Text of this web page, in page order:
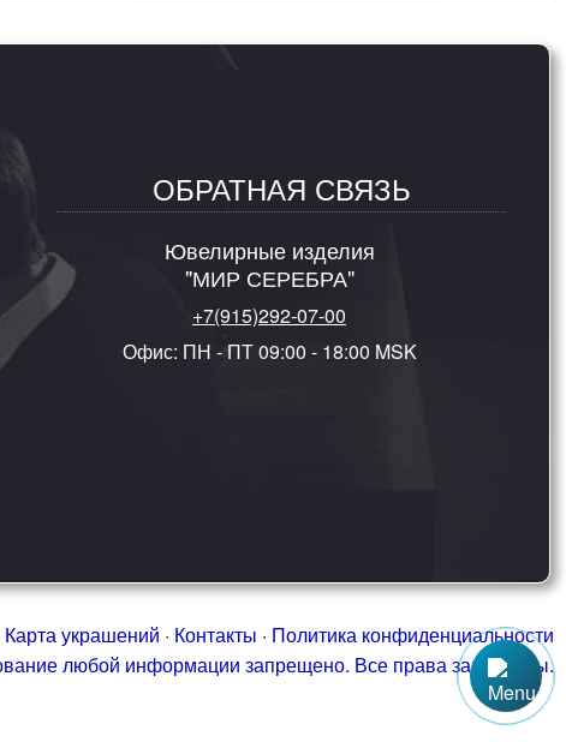
ОБРАТНАЯ СВЯЗЬ
Ювелирные изделия
"МИР СЕРЕБРА"
+7(915)292-07-00
Офис: ПН - ПТ 09:00 - 18:00 MSK
Карта украшений · Контакты · Политика конфиденциальности
любой информации запрещено. Все права защищены.